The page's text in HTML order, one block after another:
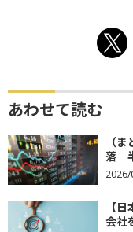
あわせて読む
（
落
【
会社